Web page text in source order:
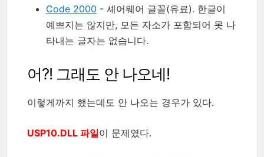
Code 2000 - 셰어웨어 글꼴(유료). 한글이
예쁘지는 않지만, 모든 자소가 포함되어 못 나
타내는 글자는 없습니다.
어?! 그래도 안 나오네!
이렇게까지 했는데도 안 나오는 경우가 있다.
USP10.DLL 파일이 문제였다.